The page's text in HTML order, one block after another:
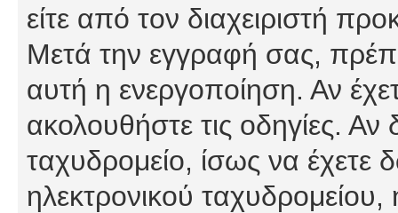
είτε από τον διαχειριστή
Μετά την εγγραφή σας,
αυτή η ενεργοποίηση. Αν
ακολουθήστε τις οδηγίες. Αν
ταχυδρομείο, ίσως να έχετε
ηλεκτρονικού ταχυδρομείου,